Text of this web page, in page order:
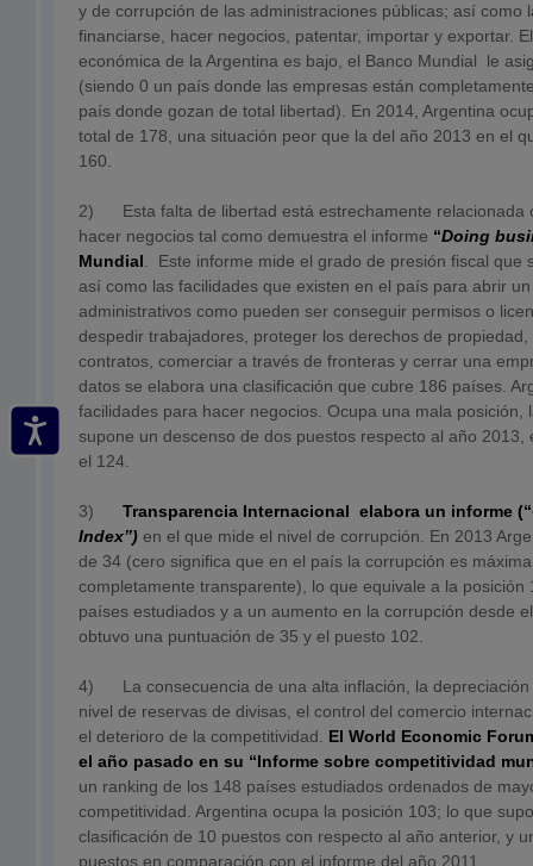
y de corrupción de las administraciones públicas; así como
financiarse, hacer negocios, patentar, importar y exportar.
económica de la Argentina es bajo, el Banco Mundial le
(siendo 0 un país donde las empresas están
país donde gozan de total libertad). En 2014, Argentina
total de 178, una situación peor que la del año 2013 en el
160.
2) Esta falta de libertad está estrechamente relacionada
hacer negocios tal como demuestra el informe “Doing
Mundial . Este informe mide el grado de presión fiscal que
así como las facilidades que existen en el país para abrir
administrativos como pueden ser conseguir permisos o
despedir trabajadores, proteger los derechos de
contratos, comerciar a través de fronteras y cerrar una
datos se elabora una clasificación que cubre 186 países.
facilidades para hacer negocios. Ocupa una mala posición,
supone un descenso de dos puestos respecto al año 2013,
el 124.
3) Transparencia Internacional elabora un informe (“
Index”) en el que mide el nivel de corrupción. En 2013
de 34 (cero significa que en el país la corrupción es
completamente transparente), lo que equivale a la posición
países estudiados y a un aumento en la corrupción desde
obtuvo una puntuación de 35 y el puesto 102.
4) La consecuencia de una alta inflación, la depreciación
nivel de reservas de divisas, el control del comercio
el deterioro de la competitividad.
El World Economic
el año pasado en su “Informe sobre competitividad
un ranking de los 148 países estudiados ordenados de
competitividad. Argentina ocupa la posición 103; lo que
clasificación de 10 puestos con respecto al año anterior, y
puestos en comparación con el informe del año 2011.